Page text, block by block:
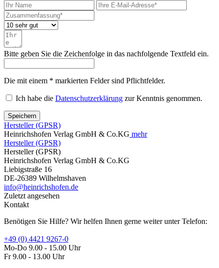
Bitte geben Sie die Zeichenfolge in das nachfolgende Textfeld ein.
Die mit einem * markierten Felder sind Pflichtfelder.
Ich habe die Datenschutzerklärung zur Kenntnis genommen.
Speichern
Hersteller (GPSR)
Heinrichshofen Verlag GmbH & Co.KG mehr
Hersteller (GPSR)
Hersteller (GPSR)
Heinrichshofen Verlag GmbH & Co.KG
Liebigstraße 16
DE-26389 Wilhelmshaven
info@heinrichshofen.de
Zuletzt angesehen
Kontakt
Benötigen Sie Hilfe? Wir helfen Ihnen gerne weiter unter Telefon:
+49 (0) 4421 9267-0
Mo-Do 9.00 - 15.00 Uhr
Fr 9.00 - 13.00 Uhr